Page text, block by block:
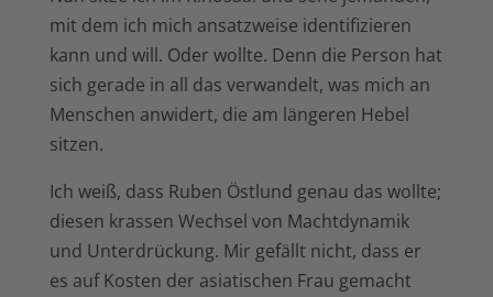
mit dem ich mich ansatzweise identifizieren
kann und will. Oder wollte. Denn die Person hat
sich gerade in all das verwandelt, was mich an
Menschen anwidert, die am längeren Hebel
sitzen.
Ich weiß, dass Ruben Östlund genau das wollte;
diesen krassen Wechsel von Machtdynamik
und Unterdrückung. Mir gefällt nicht, dass er
es auf Kosten der asiatischen Frau gemacht